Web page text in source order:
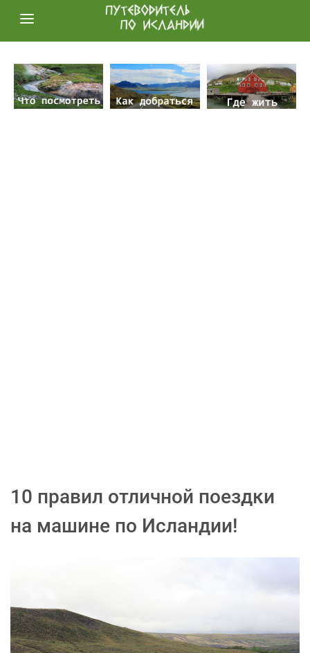
10 правил отличной поездки
на машине по Исландии!